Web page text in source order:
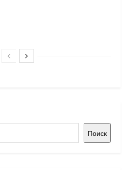
Поиск